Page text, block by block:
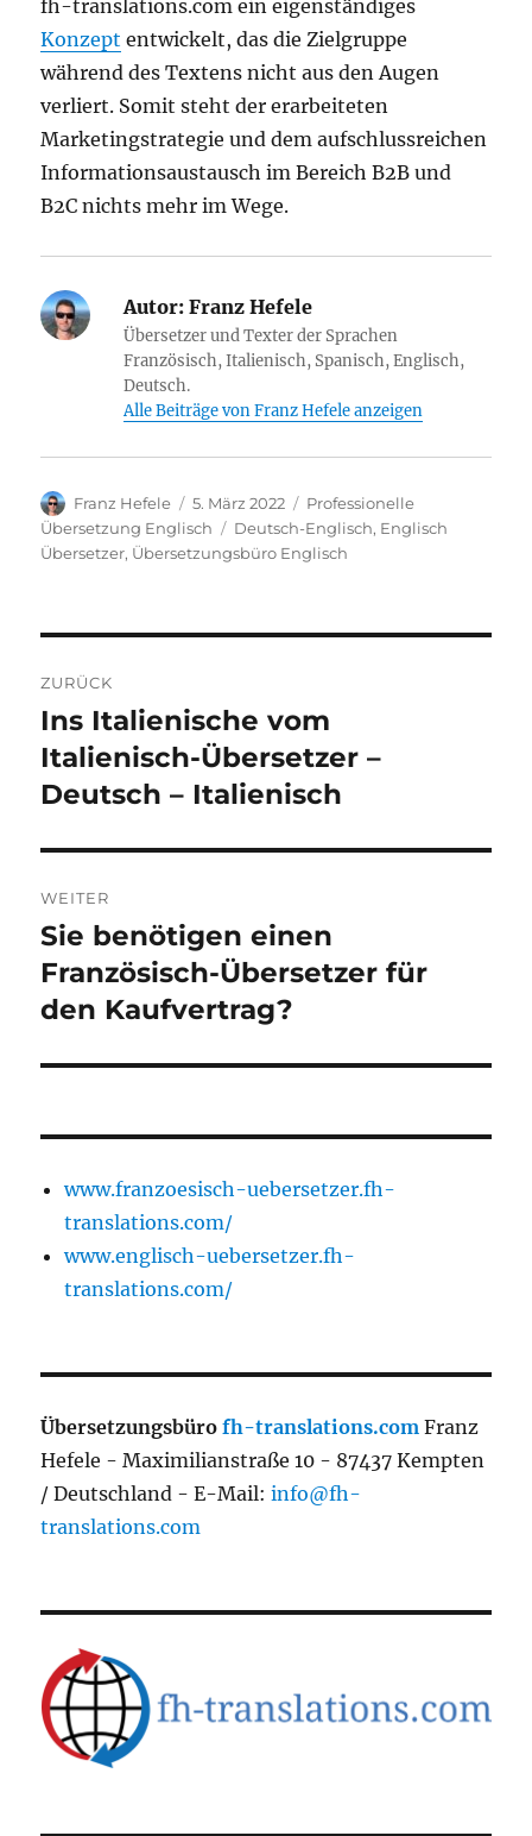
fh-translations.com ein eigenständiges
Konzept entwickelt, das die Zielgruppe
während des Textens nicht aus den Augen
verliert. Somit steht der erarbeiteten
Marketingstrategie und dem aufschlussreichen
Informationsaustausch im Bereich B2B und
B2C nichts mehr im Wege.
Autor: Franz Hefele
Übersetzer und Texter der Sprachen
Französisch, Italienisch, Spanisch, Englisch,
Deutsch.
Alle Beiträge von Franz Hefele anzeigen
Autor
Franz Hefele
Veröffentlicht
am
5. März 2022 Kategorien
Professionelle
Übersetzung Englisch
Schlagwörter
Deutsch-Englisch, Englisch
Übersetzer, Übersetzungsbüro Englisch
ZURÜCK
Vorheriger
Beitrag:
Ins Italienische vom
Italienisch-Übersetzer –
Deutsch – Italienisch
WEITER
Nächster
Beitrag:
Sie benötigen einen
Französisch-Übersetzer für
den Kaufvertrag?
www.franzoesisch-uebersetzer.fh-
translations.com/
www.englisch-uebersetzer.fh-
translations.com/
Übersetzungsbürofh-translations.com Franz
Hefele - Maximilianstraße 10 - 87437 Kempten
/ Deutschland - E-Mail:info@fh-
translations.com